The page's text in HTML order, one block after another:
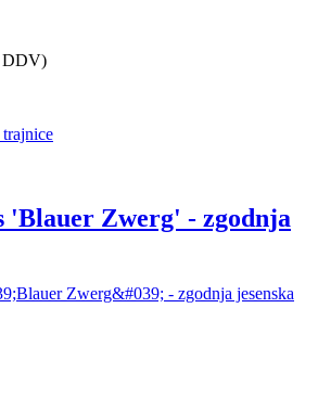
DDV)
'Blauer Zwerg' - zgodnja